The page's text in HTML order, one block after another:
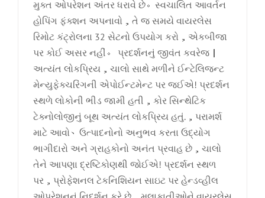
મુક્ત ઓપરેશન અંતર ધરાવે છે。સ્વચાલિત આવર્તન
હોપિંગ ફંક્શન અપનાવો，તે જ સમયે વાયરલેસ
રિમોટ કંટ્રોલના 32 સેટનો ઉપયોગ કરો，એકબીજા
પર કોઈ અસર નહીં。 પ્રદર્શનનું જીવંત કવરેજ｜
અત્યંત લોકપ્રિય，ચાલો સાથે મળીને ઈન્ટેલિજન્ટ
મેન્યુફેક્ચરિંગની એપોઈન્ટમેન્ટ પર જઈએ! પ્રદર્શન
સ્થળે લોકોની ભીડ જામી હતી，કોર સિન્થેટિક
ટેક્નોલોજીનું બૂથ અત્યંત લોકપ્રિય હતું.，પરામર્શ
માટે આવો、ઉત્પાદનોનો અનુભવ કરતા ઉદ્યોગ
ભાગીદારો અને ગ્રાહકોનો અનંત પ્રવાહ છે，ચાલો
તેને આપણા દ્રષ્ટિકોણથી જોઈએ! પ્રદર્શન સ્થળ
પર，પ્રોફેશનલ ટેકનિશિયન સાઇટ પર હેન્ડવ્હીલ